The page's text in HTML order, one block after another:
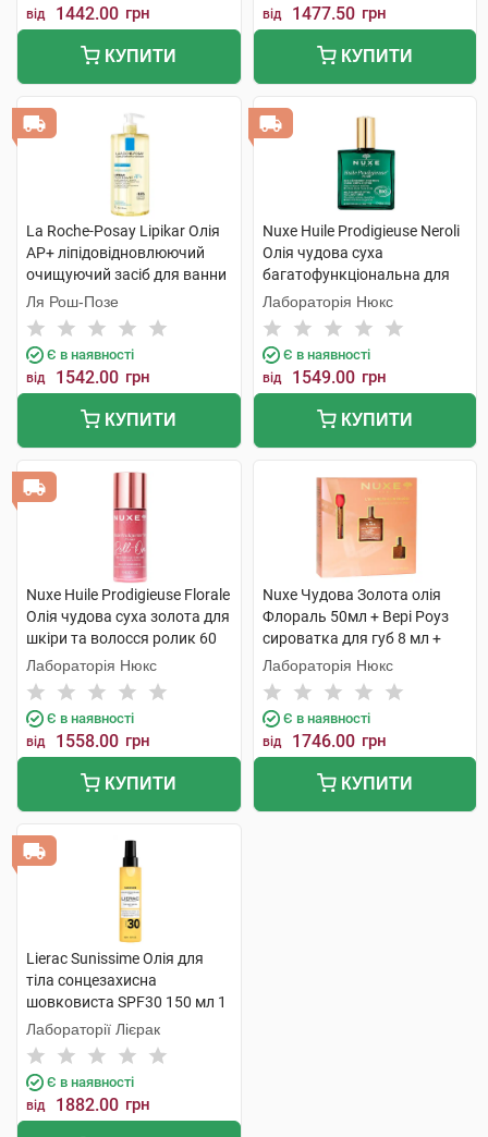
від 1442.00 грн
КУПИТИ
від 1477.50 грн
КУПИТИ
La Roche-Posay Lipikar Олія
AP+ ліпідовідновлюючий
очищуючий засіб для ванни
та душу 1 л 1 флакон
Ля Рош-Позе
Є в наявності
від 1542.00 грн
КУПИТИ
Nuxe Huile Prodigieuse Neroli
Олія чудова суха
багатофункціональна для
обличчя,тіла та волосся 100
мл 1 флакон
Лабораторія Нюкс
Є в наявності
від 1549.00 грн
КУПИТИ
Nuxe Huile Prodigieuse Florale
Олія чудова суха золота для
шкіри та волосся ролик 60
мл 1 флакон
Лабораторія Нюкс
Є в наявності
від 1558.00 грн
КУПИТИ
Nuxe Чудова Золота олія
Флораль 50мл + Вері Роуз
сироватка для губ 8 мл +
Олія суха Флораль 10мл 1
набір
Лабораторія Нюкс
Є в наявності
від 1746.00 грн
КУПИТИ
Lierac Sunissime Олія для
тіла сонцезахисна
шовковиста SPF30 150 мл 1
флакон
Лабораторії Лієрак
Є в наявності
від 1882.00 грн